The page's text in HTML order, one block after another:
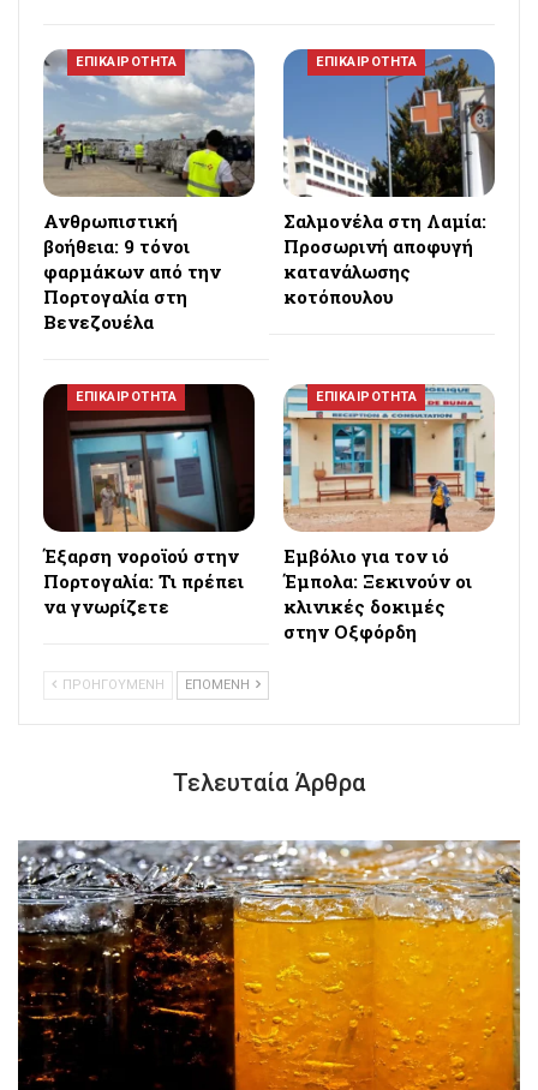
ΕΠΙΚΑΙΡΟΤΗΤΑ
Ανθρωπιστική
βοήθεια: 9 τόνοι
φαρμάκων από την
Πορτογαλία στη
Βενεζουέλα
ΕΠΙΚΑΙΡΟΤΗΤΑ
Σαλμονέλα στη Λαμία:
Προσωρινή αποφυγή
κατανάλωσης
κοτόπουλου
ΕΠΙΚΑΙΡΟΤΗΤΑ
Έξαρση νοροϊού στην
Πορτογαλία: Τι πρέπει
να γνωρίζετε
ΕΠΙΚΑΙΡΟΤΗΤΑ
Εμβόλιο για τον ιό
Έμπολα: Ξεκινούν οι
κλινικές δοκιμές
στην Οξφόρδη
ΠΡΟΗΓΟΥΜΕΝΗ ΕΠΟΜΕΝΗ
Τελευταία Άρθρα